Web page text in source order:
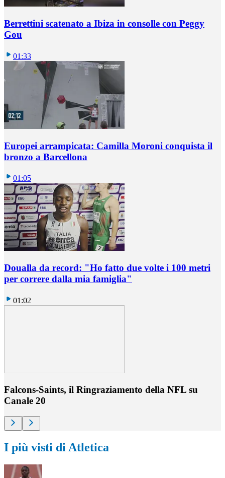
Berrettini scatenato a Ibiza in consolle con Peggy
Gou
01:33
Europei arrampicata: Camilla Moroni conquista il
bronzo a Barcellona
01:05
Doualla da record: "Ho fatto due volte i 100 metri
per correre dalla mia famiglia"
01:02
Falcons-Saints, il Ringraziamento della NFL su
Canale 20
I più visti di Atletica